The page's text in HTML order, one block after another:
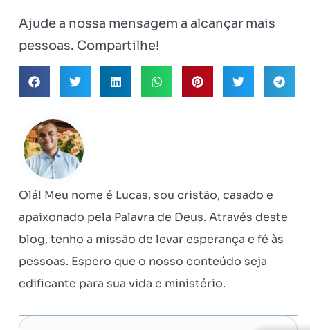
Ajude a nossa mensagem a alcançar mais
pessoas. Compartilhe!
Olá! Meu nome é Lucas, sou cristão, casado e
apaixonado pela Palavra de Deus. Através deste
blog, tenho a missão de levar esperança e fé às
pessoas. Espero que o nosso conteúdo seja
edificante para sua vida e ministério.